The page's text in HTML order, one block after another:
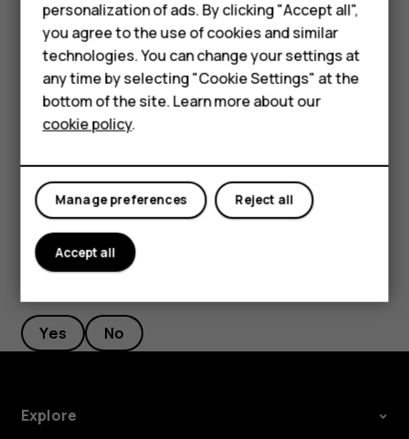
Accessories
HMD Terra M
For business
Tablets
нажмитеmode_edit, а затем отредактируйте
информацию.
Удаление встречи
Коснитесь события.
more_vert
Yes No
Explore
personalization of ads. By clicking "Accept all",
you agree to the use of cookies and similar
technologies. You can change your settings at
any time by selecting "Cookie Settings" at the
bottom of the site. Learn more about our
cookie policy.
Reject all
Manage preferences
Accept all